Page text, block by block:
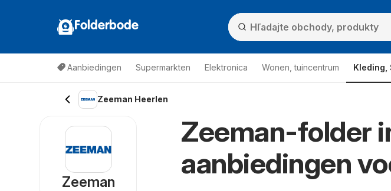
Folderbode
Aanbiedingen Supermarkten Elektronica Wonen, tuincentrum Kleding,
Zeeman Heerlen
Zeeman-folder
aanbiedingen
Zeeman